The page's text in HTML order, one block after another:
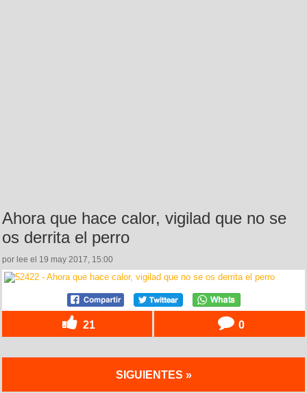
Ahora que hace calor, vigilad que no se
os derrita el perro
por lee el 19 may 2017, 15:00
21 0
SIGUIENTES »